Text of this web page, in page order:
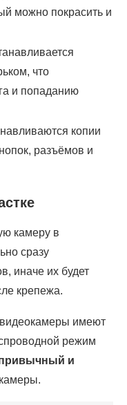
можно покрасить и
что
и попаданию
копии
разъёмов и
камеру в
сразу
иначе их будет
крепежа.
имеют
режим
и